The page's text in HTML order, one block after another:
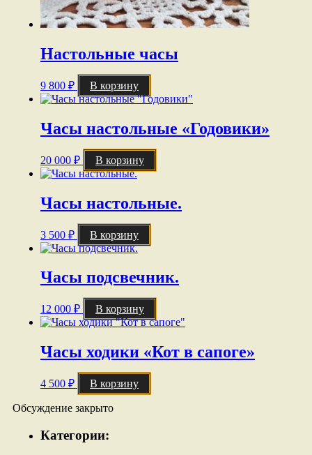
Настольные часы
9 800 ₽ В корзину
Часы настольные «Годовики»
20 000 ₽ В корзину
Часы настольные.
3 500 ₽ В корзину
Часы подсвечник.
12 000 ₽ В корзину
Часы ходики «Кот в сапоге»
4 500 ₽ В корзину
Обсуждение закрыто
Категории: